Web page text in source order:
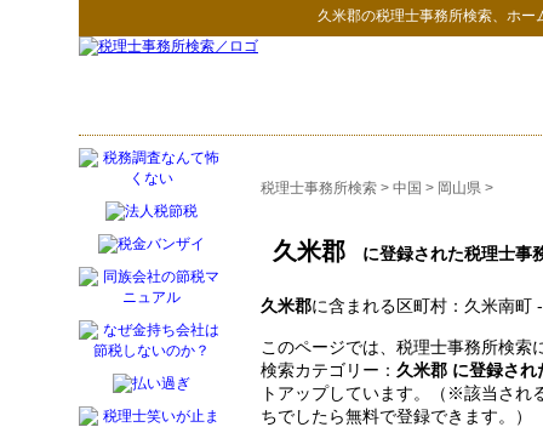
久米郡の税理士事務所検索、ホー
税理士事務所検索 > 中国 > 岡山県 >
久米郡 に登録された税理士事
久米郡に含まれる区町村：久米南町
このページでは、税理士事務所検索
検索カテゴリー： 久米郡 に登録され
トアップしています。（※該当され
ちでしたら無料で登録できます。）